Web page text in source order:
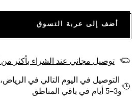
أضف إلى عربة التسوق
توصيل مجاني عند الشراء بأكثر من 299 ر.س
التوصيل في اليوم التالي في الرياض،
و3–5 أيام في باقي المناطق